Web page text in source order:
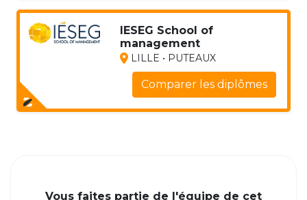
IESEG School of
management
LILLE • PUTEAUX
Comparer les diplômes
Vous faites partie de l'équipe de cet